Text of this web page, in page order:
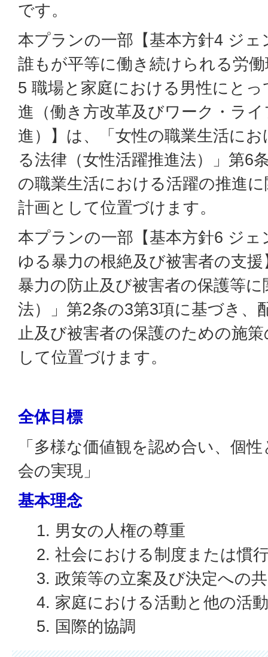
です。
本プランの一部【基本方針4 ジ
誰もが平等に働き続けられる労
5 職場と家庭における男性にと
進（働き方改革及びワーク・ラ
進）】は、「女性の職業生活に
る法律（女性活躍推進法）」第6
の職業生活における活躍の推進
計画として位置づけます。
本プランの一部【基本方針6 ジ
ゆる暴力の根絶及び被害者の支
暴力の防止及び被害者の保護等
法）」第2条の3第3項に基づき、
止及び被害者の保護のための施
して位置づけます。
全体目標
「多様な価値観を認め合い、個
会の実現」
基本理念
男女の人権の尊重
社会における制度または慣
政策等の立案及び決定への
家庭における活動と他の活
国際的協調